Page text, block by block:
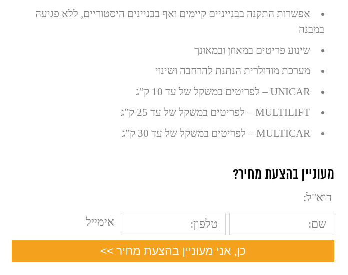
אפשרות התקנה בבנייניים קיימים ואף בבניינים היסטוריים, ללא פגיעה
במבנה
שינוע פריטים במאוזן ובמאונך
מערכת מודולרית הנתנת להרחבה ושינוי
UNICAR – לפריטים במשקל של עד 10 ק”ג
MULTILIFT – לפריטים במשקל של עד 25 ק”ג
MULTICAR – לפריטים במשקל של עד 30 ק”ג
מעוניין בהצעת מחיר?